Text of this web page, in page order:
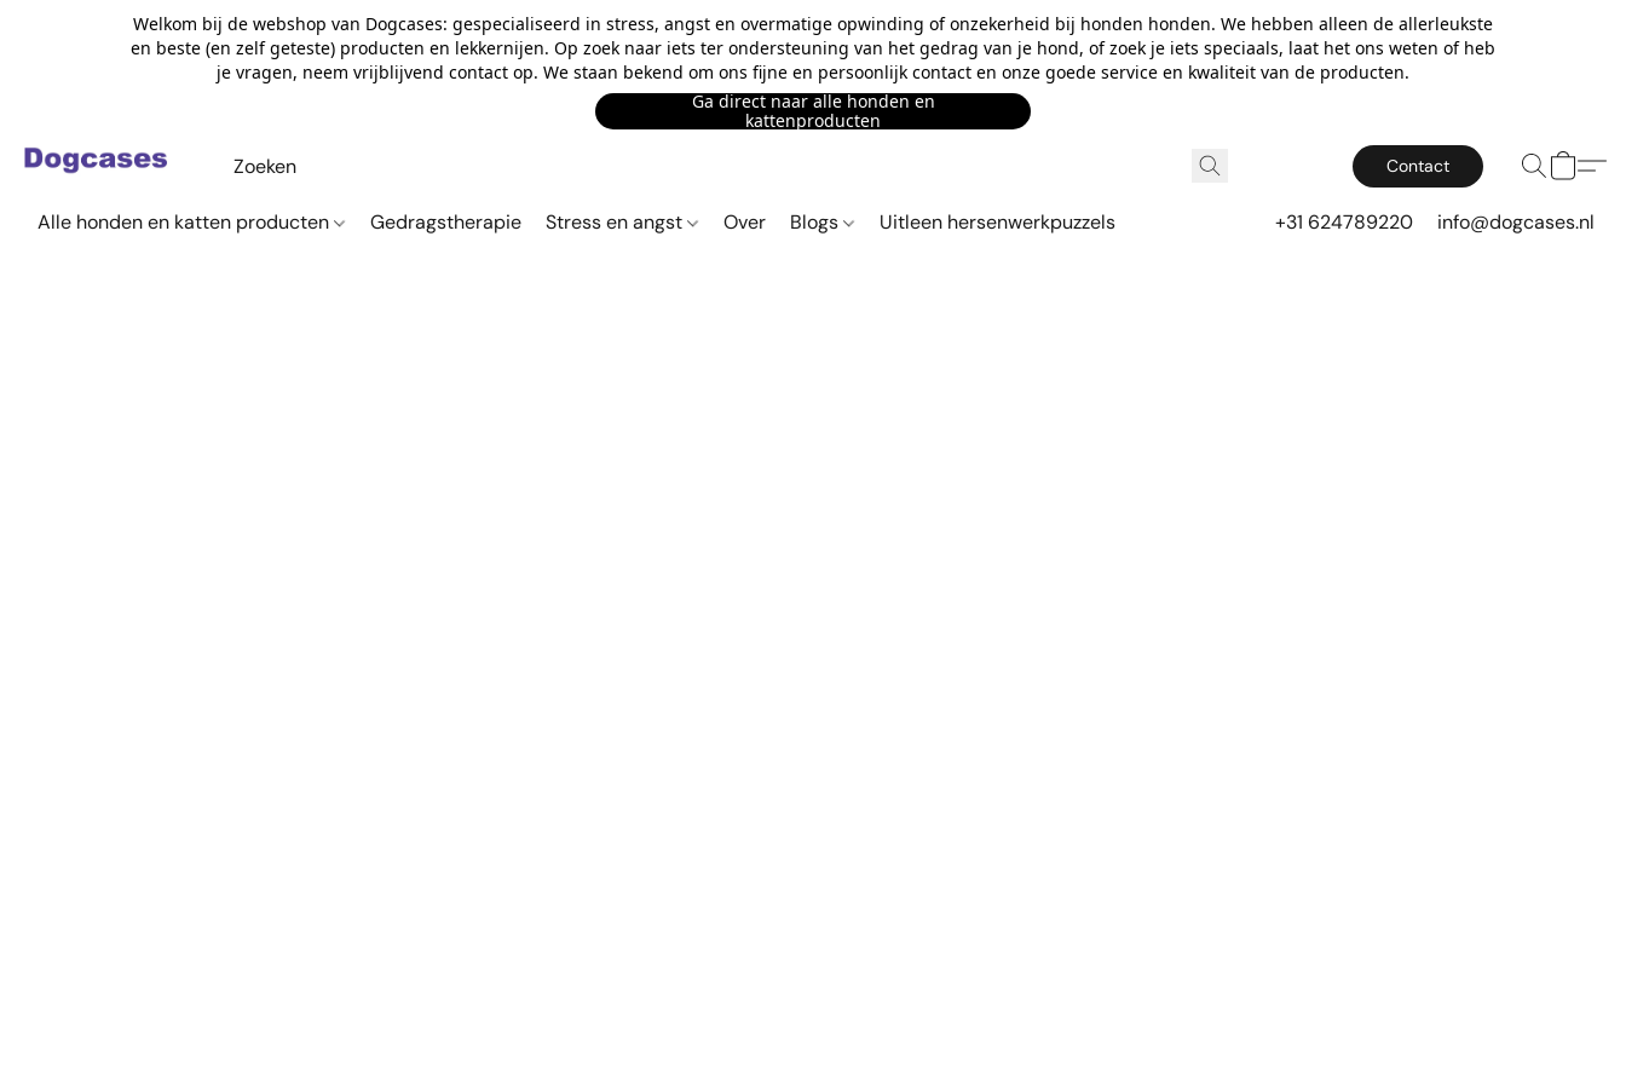
Welkom bij de webshop van Dogcases: gespecialiseerd in stress, angst en overmatige opwinding of onzekerheid bij honden honden. We hebben alleen de allerleukste
en beste (en zelf geteste) producten en lekkernijen. Op zoek naar iets ter ondersteuning van het gedrag van je hond, of zoek je iets speciaals, laat het ons weten of heb
je vragen, neem vrijblijvend contact op. We staan bekend om ons fijne en persoonlijk contact en onze goede service en kwaliteit van de producten.
Ga direct naar alle honden en
kattenproducten
Contact
Alle honden en katten producten Gedragstherapie Stress en angst Over Blogs Uitleen hersenwerkpuzzels +31 624789220 info@dogcases.nl